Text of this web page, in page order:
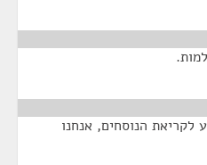
לקריאת הנוסחים, אנחנו